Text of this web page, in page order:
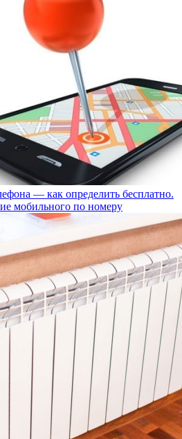
— как определить бесплатно.
мобильного по номеру